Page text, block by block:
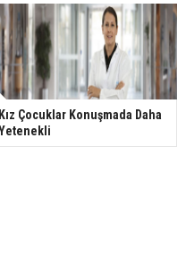
Kız Çocuklar Konuşmada Daha